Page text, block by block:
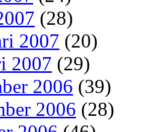
(28)
2007 (20)
2007 (29)
2006 (39)
2006 (28)